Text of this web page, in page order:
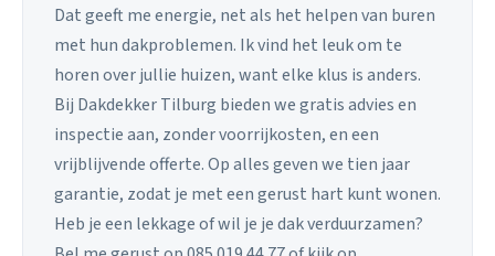
Dat geeft me energie, net als het helpen van buren
met hun dakproblemen. Ik vind het leuk om te
horen over jullie huizen, want elke klus is anders.
Bij Dakdekker Tilburg bieden we gratis advies en
inspectie aan, zonder voorrijkosten, en een
vrijblijvende offerte. Op alles geven we tien jaar
garantie, zodat je met een gerust hart kunt wonen.
Heb je een lekkage of wil je je dak verduurzamen?